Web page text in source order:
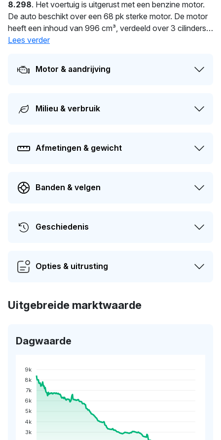
8.298. Het voertuig is uitgerust met een benzine motor.
De auto beschikt over een 68 pk sterke motor. De motor
heeft een inhoud van 996 cm³, verdeeld over 3 cilinders.
Het gemiddeld verbruik bedraagt 4.4 liter per 100 km. Een
laatste tenaamstelling van deze auto vond plaats in 2026.
De volgende APK-keuring staat gepland voor 11-03-
wordt op dit moment geschat op
Lees verder
Motor & aandrijving
Milieu & verbruik
Afmetingen & gewicht
Banden & velgen
Geschiedenis
Opties & uitrusting
Uitgebreide marktwaarde
Dagwaarde
9k
8k
7k
6k
5k
4k
3k